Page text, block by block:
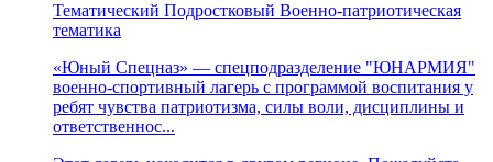
Тематический Подростковый Военно-патриотическая
тематика
«Юный Спецназ» — спецподразделение "ЮНАРМИЯ"
военно-спортивный лагерь с программой воспитания у
ребят чувства патриотизма, силы воли, дисциплины и
ответственнос...